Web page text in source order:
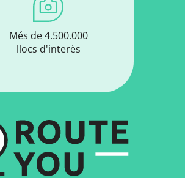
Més de 4.500.000
llocs d'interès